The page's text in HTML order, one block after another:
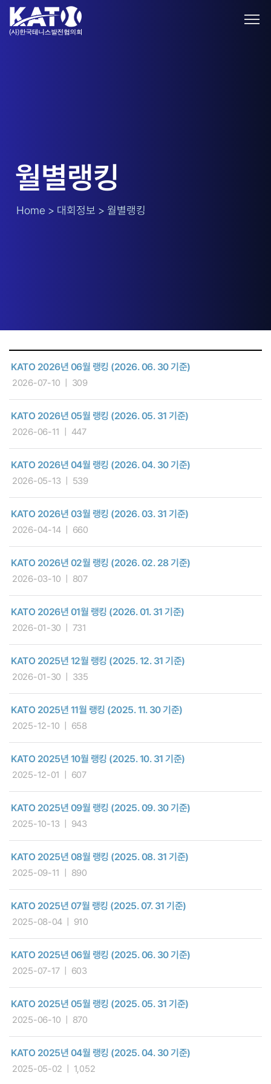
월별랭킹
Home > 대회정보 > 월별랭킹
KATO 2026년 06월 랭킹 (2026. 06. 30 기준)
2026-07-10 309
KATO 2026년 05월 랭킹 (2026. 05. 31 기준)
2026-06-11 447
KATO 2026년 04월 랭킹 (2026. 04. 30 기준)
2026-05-13 539
KATO 2026년 03월 랭킹 (2026. 03. 31 기준)
2026-04-14 660
KATO 2026년 02월 랭킹 (2026. 02. 28 기준)
2026-03-10 807
KATO 2026년 01월 랭킹 (2026. 01. 31 기준)
2026-01-30 731
KATO 2025년 12월 랭킹 (2025. 12. 31 기준)
2026-01-30 335
KATO 2025년 11월 랭킹 (2025. 11. 30 기준)
2025-12-10 658
KATO 2025년 10월 랭킹 (2025. 10. 31 기준)
2025-12-01 607
KATO 2025년 09월 랭킹 (2025. 09. 30 기준)
2025-10-13 943
KATO 2025년 08월 랭킹 (2025. 08. 31 기준)
2025-09-11 890
KATO 2025년 07월 랭킹 (2025. 07. 31 기준)
2025-08-04 910
KATO 2025년 06월 랭킹 (2025. 06. 30 기준)
2025-07-17 603
KATO 2025년 05월 랭킹 (2025. 05. 31 기준)
2025-06-10 870
KATO 2025년 04월 랭킹 (2025. 04. 30 기준)
2025-05-02 1,052